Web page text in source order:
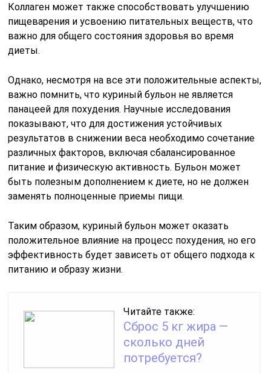
Коллаген может также способствовать улучшению
пищеварения и усвоению питательных веществ, что
важно для общего состояния здоровья во время
диеты.
Однако, несмотря на все эти положительные аспекты,
важно помнить, что куриный бульон не является
панацеей для похудения. Научные исследования
показывают, что для достижения устойчивых
результатов в снижении веса необходимо сочетание
различных факторов, включая сбалансированное
питание и физическую активность. Бульон может
быть полезным дополнением к диете, но не должен
заменять полноценные приемы пищи.
Таким образом, куриный бульон может оказать
положительное влияние на процесс похудения, но его
эффективность будет зависеть от общего подхода к
питанию и образу жизни.
Читайте также:
Сброс 5 кг жира —
сколько дней
потребуется?